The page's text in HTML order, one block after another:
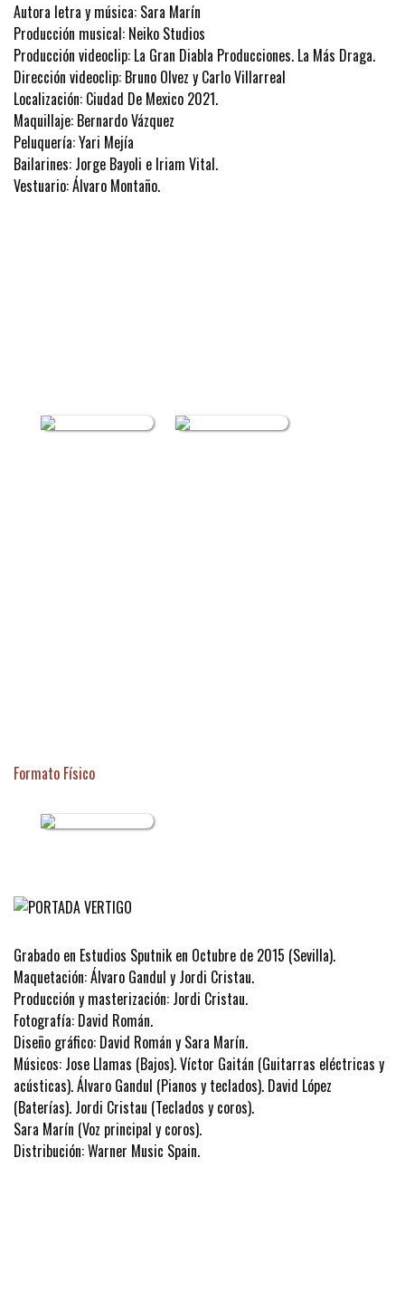
Autora letra y música: Sara Marín
Producción musical: Neiko Studios
Producción videoclip: La Gran Diabla Producciones. La Más Draga.
Dirección videoclip: Bruno Olvez y Carlo Villarreal
Localización: Ciudad De Mexico 2021.
Maquillaje: Bernardo Vázquez
Peluquería: Yari Mejía
Bailarines: Jorge Bayoli e Iriam Vital.
Vestuario: Álvaro Montaño.
Formato Físico
Grabado en Estudios Sputnik en Octubre de 2015 (Sevilla).
Maquetación: Álvaro Gandul y Jordi Cristau.
Producción y masterización: Jordi Cristau.
Fotografía: David Román.
Diseño gráfico: David Román y Sara Marín.
Músicos: Jose Llamas (Bajos). Víctor Gaitán (Guitarras eléctricas y
acústicas). Álvaro Gandul (Pianos y teclados). David López
(Baterías). Jordi Cristau (Teclados y coros).
Sara Marín (Voz principal y coros).
Distribución: Warner Music Spain.